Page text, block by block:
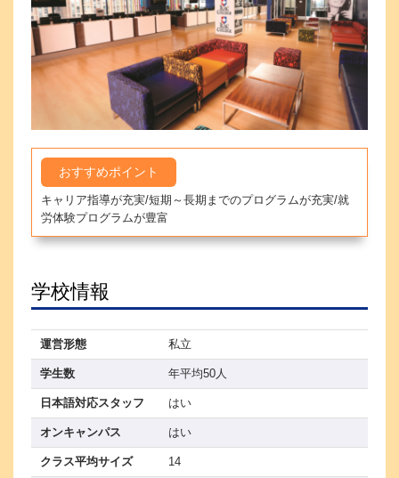
おすすめポイント
キャリア指導が充実/短期～長期までのプログラムが充実/就
労体験プログラムが豊富
学校情報
運営形態 私立
学生数 年平均50人
日本語対応スタッフ はい
オンキャンパス はい
クラス平均サイズ 14